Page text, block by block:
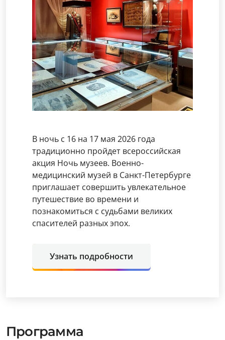
В ночь с 16 на 17 мая 2026 года
традиционно пройдет всероссийская
акция Ночь музеев. Военно-
медицинский музей в Санкт-Петербурге
приглашает совершить увлекательное
путешествие во времени и
познакомиться с судьбами великих
спасителей разных эпох.
Узнать подробности
Программа